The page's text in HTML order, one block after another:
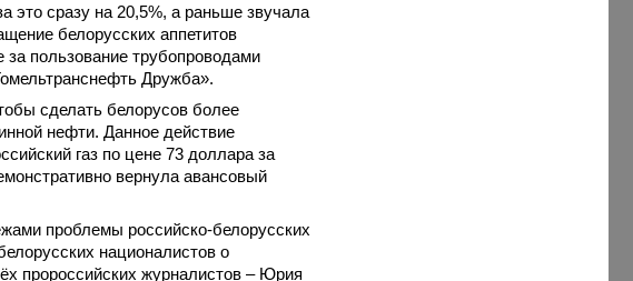
это сразу на 20,5%, а раньше звучала
белорусских аппетитов
пользование трубопроводами
Дружба».
сделать белорусов более
нефти. Данное действие
газ по цене 73 доллара за
вернула авансовый
проблемы российско-белорусских
националистов о
пророссийских журналистов – Юрия